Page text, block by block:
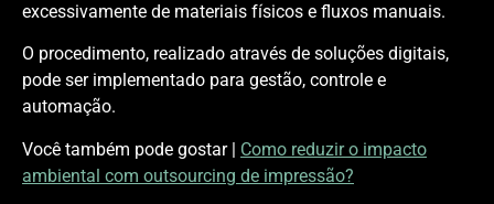
excessivamente de materiais físicos e fluxos manuais.
O procedimento, realizado através de soluções digitais,
pode ser implementado para gestão, controle e
automação.
Você também pode gostar | Como reduzir o impacto
ambiental com outsourcing de impressão?